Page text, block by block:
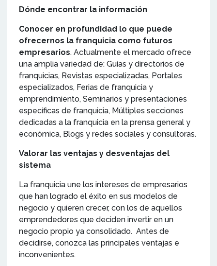
Dónde encontrar la información
Conocer en profundidad lo que puede
ofrecernos la franquicia como futuros
empresarios. Actualmente el mercado ofrece
una amplia variedad de: Guías y directorios de
franquicias, Revistas especializadas, Portales
especializados, Ferias de franquicia y
emprendimiento, Seminarios y presentaciones
específicas de franquicia, Múltiples secciones
dedicadas a la franquicia en la prensa general y
económica, Blogs y redes sociales y consultoras.
Valorar las ventajas y desventajas del
sistema
La franquicia une los intereses de empresarios
que han logrado el éxito en sus modelos de
negocio y quieren crecer, con los de aquellos
emprendedores que deciden invertir en un
negocio propio ya consolidado. Antes de
decidirse, conozca las principales ventajas e
inconvenientes.